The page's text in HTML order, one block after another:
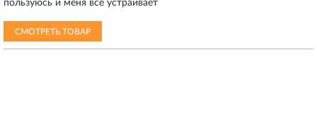
пользуюсь и меня все устраивает
СМОТРЕТЬ ТОВАР